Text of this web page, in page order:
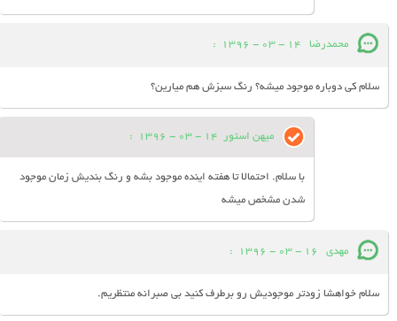
محمدرضا 14 - 03 - 1396
:
سلام کی دوباره موجود میشه؟ رنگ سبزش هم میارین؟
میهن استور 14 - 03 - 1396
:
با سلام. احتمالا تا هفته اینده موجود بشه و رنگ بندیش زمان موجود
شدن مشخص میشه
مهدی 16 - 03 - 1396
:
سلام خواهشا زودتر موجودیش رو برطرف کنید بی صبرانه منتظریم.